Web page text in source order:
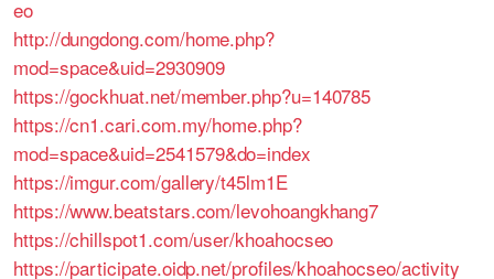
eo
http://dungdong.com/home.php?
mod=space&uid=2930909
https://gockhuat.net/member.php?u=140785
https://cn1.cari.com.my/home.php?
mod=space&uid=2541579&do=index
https://imgur.com/gallery/t45lm1E
https://www.beatstars.com/levohoangkhang7
https://chillspot1.com/user/khoahocseo
https://participate.oidp.net/profiles/khoahocseo/activity